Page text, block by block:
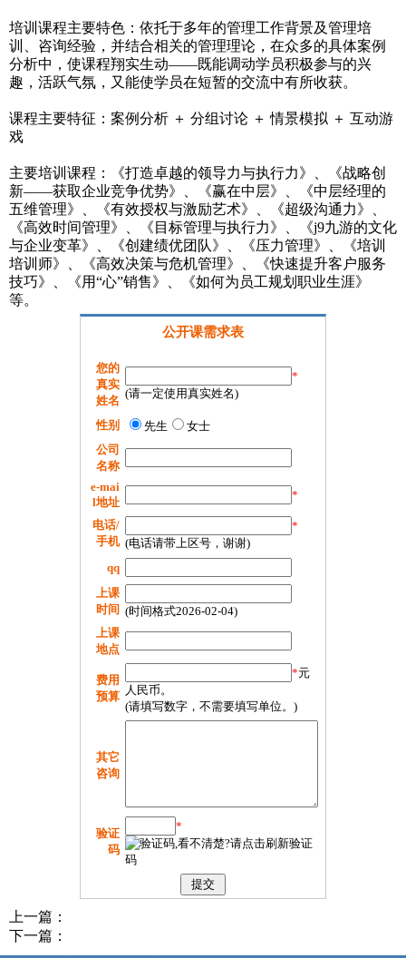
培训课程主要特色：依托于多年的管理工作背景及管理培
训、咨询经验，并结合相关的管理理论，在众多的具体案例
分析中，使课程翔实生动——既能调动学员积极参与的兴
趣，活跃气氛，又能使学员在短暂的交流中有所收获。
课程主要特征：案例分析 ＋ 分组讨论 ＋ 情景模拟 ＋ 互动游
戏
主要培训课程：《打造卓越的领导力与执行力》、《战略创
新——获取企业竞争优势》、《赢在中层》、《中层经理的
五维管理》、《有效授权与激励艺术》、《超级沟通力》、
《高效时间管理》、《目标管理与执行力》、《j9九游的文化
与企业变革》、《创建绩优团队》、《压力管理》、《培训
培训师》、《高效决策与危机管理》、《快速提升客户服务
技巧》、《用“心”销售》、《如何为员工规划职业生涯》
等。
公开课需求表
您的
真实
姓名
*
(请一定使用真实姓名)
性别 先生
女士
公司
名称
e-mai
l地址
*
电话/
手机
*
(电话请带上区号，谢谢)
qq
上课
时间 (时间格式2026-02-04)
上课
地点
费用
预算
*元
人民币。
(请填写数字，不需要填写单位。)
其它
咨询
验证
码
*
上一篇：
下一篇：